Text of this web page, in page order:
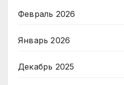
Февраль 2026
Январь 2026
Декабрь 2025